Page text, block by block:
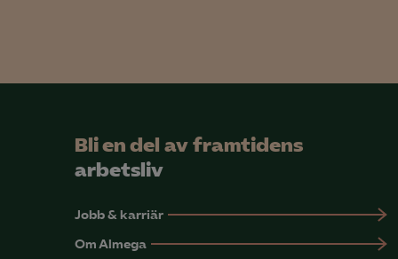
Bli en del av framtidens
arbetsliv
Jobb & karriär
Om Almega